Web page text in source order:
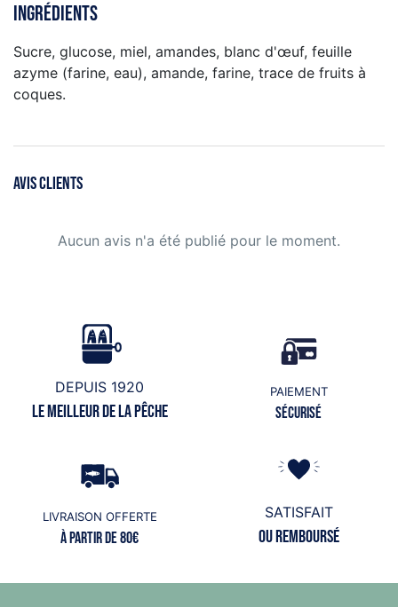
Ingrédients
Sucre, glucose, miel, amandes, blanc d'œuf, feuille
azyme (farine, eau), amande, farine, trace de fruits à
coques.
AVIS CLIENTS
Aucun avis n'a été publié pour le moment.
DEPUIS 1920
Le meilleur de la pêche
PAIEMENT
Sécurisé
LIVRAISON OFFERTE
à partir de 80€
SATISFAIT
ou remboursé